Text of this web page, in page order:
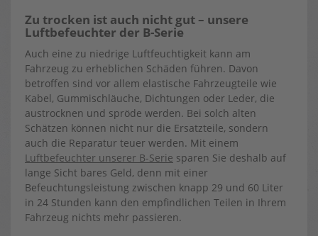
Zu trocken ist auch nicht gut – unsere
Luftbefeuchter der B-Serie
Auch eine zu niedrige Luftfeuchtigkeit kann am
Fahrzeug zu erheblichen Schäden führen. Davon
betroffen sind vor allem elastische Fahrzeugteile wie
Kabel, Gummischläuche, Dichtungen oder Leder, die
austrocknen und spröde werden. Bei solch alten
Schätzen können nicht nur die Ersatzteile, sondern
auch die Reparatur teuer werden. Mit einem
Luftbefeuchter unserer B-Serie sparen Sie deshalb auf
lange Sicht bares Geld, denn mit einer
Befeuchtungsleistung zwischen knapp 29 und 60 Liter
in 24 Stunden kann den empfindlichen Teilen in Ihrem
Fahrzeug nichts mehr passieren.